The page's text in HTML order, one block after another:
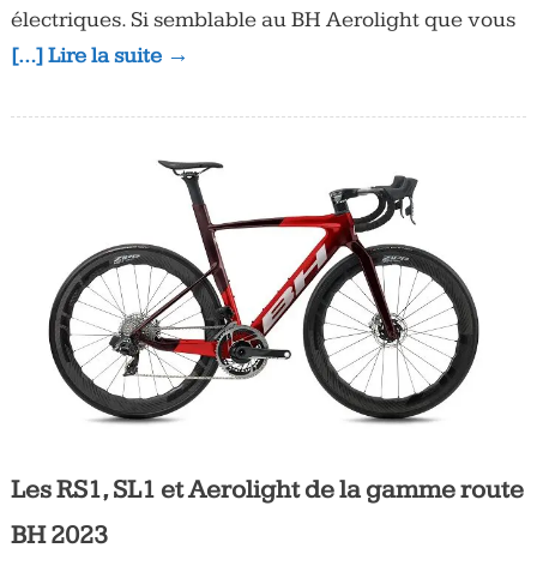
électriques. Si semblable au BH Aerolight que vous
[…] Lire la suite →
Les RS1, SL1 et Aerolight de la gamme route
BH 2023